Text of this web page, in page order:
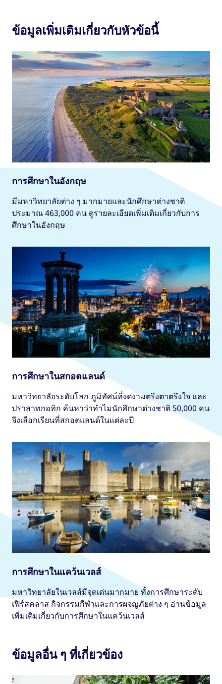
ข้อมูลเพิ่มเติมเกี่ยวกับหัวข้อนี้
การศึกษาในอังกฤษ
มีมหาวิทยาลัยต่าง ๆ มากมายและนักศึกษาต่างชาติ
ประมาณ 463,000 คน ดูรายละเอียดเพิ่มเติมเกี่ยวกับการ
ศึกษาในอังกฤษ
การศึกษาในสกอตแลนด์
มหาวิทยาลัยระดับโลก ภูมิทัศน์ที่งดงามตรึงตาตรึงใจ และ
ปราสาทกอทิก ค้นหาว่าทำไมนักศึกษาต่างชาติ 50,000 คน
จึงเลือกเรียนที่สกอตแลนด์ในแต่ละปี
การศึกษาในแคว้นเวลส์
มหาวิทยาลัยในเวลส์มีจุดเด่นมากมาย ทั้งการศึกษาระดับ
เฟิร์สคลาส กิจกรรมกีฬาและการผจญภัยต่าง ๆ อ่านข้อมูล
เพิ่มเติมเกี่ยวกับการศึกษาในแคว้นเวลส์
ข้อมูลอื่น ๆ ที่เกี่ยวข้อง